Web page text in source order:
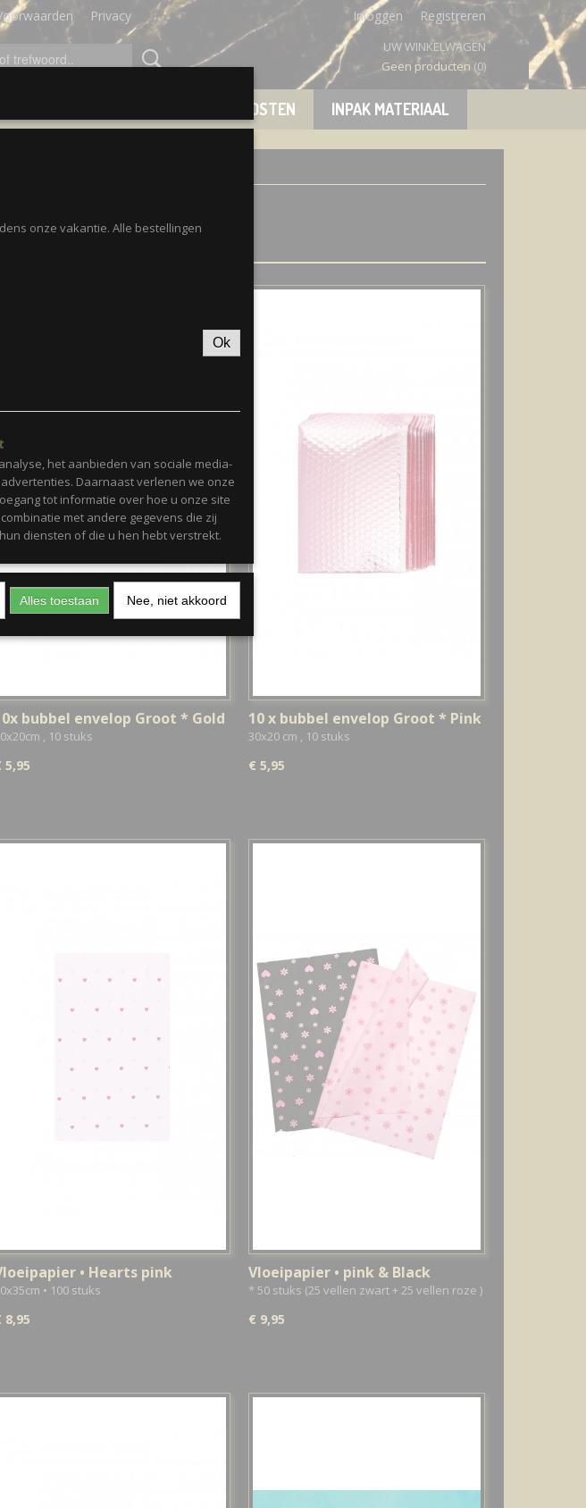
Privacy Inloggen Registreren
UW WINKELWAGEN
Geen producten (0)
VERZENDKOSTEN INPAK MATERIAAL
bubbel envelop Groot * Gold
, 10 stuks
5,95
10 x bubbel envelop Groot * Pink
30x20 cm , 10 stuks
€ 5,95
• Hearts pink
• 100 stuks
8,95
Vloeipapier • pink & Black
* 50 stuks (25 vellen zwart + 25 vellen roze )
€ 9,95
onze vakantie. Alle bestellingen
Ok
het aanbieden van sociale media-
Daarnaast verlenen we onze
tot informatie over hoe u onze site
met andere gegevens die zij
diensten of die u hen hebt verstrekt.
Alles toestaan Nee, niet akkoord